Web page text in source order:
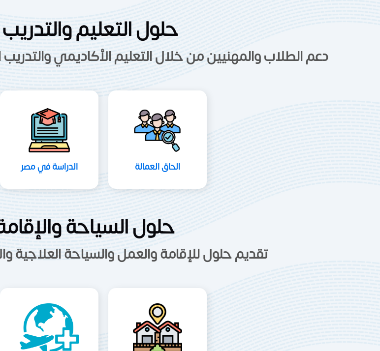
حلول التعليم
دعم الطلاب والمهنيين من خلال التعليم الأكاديمي
الحاق العمالة الدراسة في مصر
حلول السياحة
تقديم حلول للإقامة والعمل والسياحة العلاجية